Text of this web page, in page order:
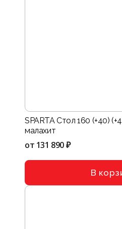
SPARTA Стол 160 (+40)
малахит
от 131 890 ₽
В